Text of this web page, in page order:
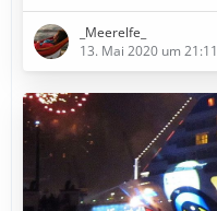
_Meerelfe_
13. Mai 2020 um 21:11